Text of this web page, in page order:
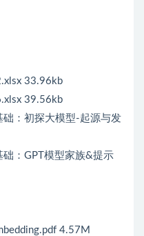
33.96kb
39.56kb
：初探大模型-起源与发
：GPT模型家族&提示
4.57M